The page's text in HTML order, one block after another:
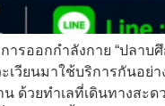
รออกกำลังกาย “ปลา
เวียนมาใช้บริการกันอย่
น ด้วยทำเลที่เดินทางส